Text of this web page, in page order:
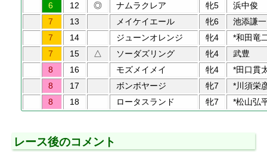
6
12 ◎ ナムラクレア 牝5
浜中俊
7
13 メイケイエール 牝6
池添謙一
7
14 ジューンオレンジ 牝4
*和田竜
7
15 △ ソーダズリング 牝4
武豊
8
16 モズメイメイ 牝4
*田口貫
8
17 ボンボヤージ 牝7
*川須栄
8
18 ロータスランド 牝7 *松山弘
レース後のコメント